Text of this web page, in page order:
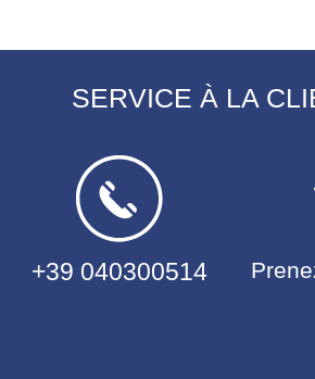
SERVICE À LA
+39 040300514